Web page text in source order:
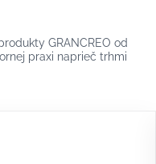
GRANCREO od
praxi naprieč trhmi